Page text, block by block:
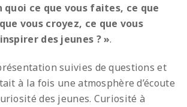
quoi ce que vous faites, ce que
vous croyez, ce que vous
des jeunes ? ».
suivies de questions et
à la fois une atmosphère d’écoute
des jeunes. Curiosité à